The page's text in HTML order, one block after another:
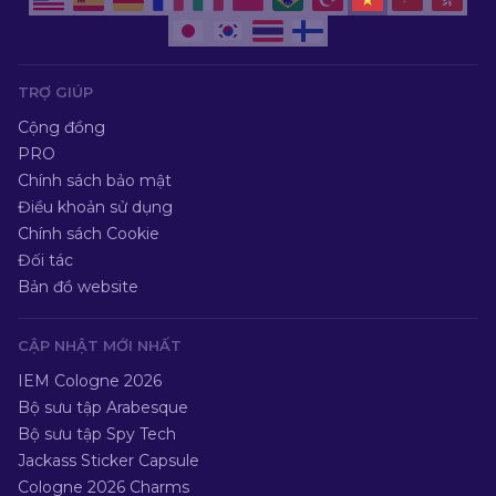
TRỢ GIÚP
Cộng đồng
PRO
Chính sách bảo mật
Điều khoản sử dụng
Chính sách Cookie
Đối tác
Bản đồ website
CẬP NHẬT MỚI NHẤT
IEM Cologne 2026
Bộ sưu tập Arabesque
Bộ sưu tập Spy Tech
Jackass Sticker Capsule
Cologne 2026 Charms